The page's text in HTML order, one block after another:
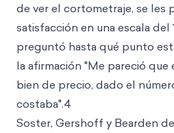
de ver el cortometraje, se les
satisfacción en una escala del
preguntó hasta qué punto
la afirmación "Me pareció
bien de precio, dado el
costaba".4
Soster, Gershoff y Bearden